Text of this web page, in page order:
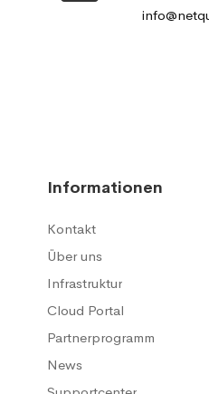
Informationen
Kontakt
Über uns
Infrastruktur
Cloud Portal
Partnerprogramm
News